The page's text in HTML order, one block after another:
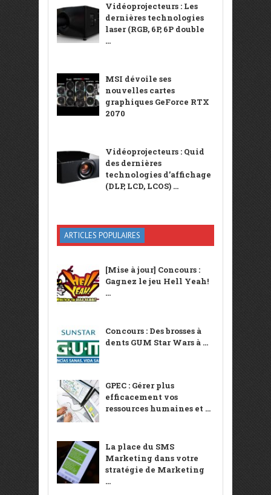
Vidéoprojecteurs : Les
dernières technologies
laser (RGB, 6P, 6P double
...
MSI dévoile ses
nouvelles cartes
graphiques GeForce RTX
2070
Vidéoprojecteurs : Quid
des dernières
technologies d’affichage
(DLP, LCD, LCOS) ...
ARTICLES POPULAIRES
[Mise à jour] Concours :
Gagnez le jeu Hell Yeah!
...
Concours : Des brosses à
dents GUM Star Wars à ...
GPEC : Gérer plus
efficacement vos
ressources humaines et ...
La place du SMS
Marketing dans votre
stratégie de Marketing
...